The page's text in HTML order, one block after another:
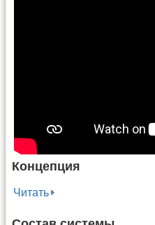
Концепция
Читать